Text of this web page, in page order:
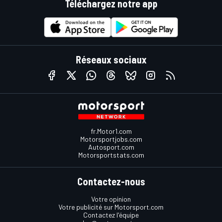
Téléchargez notre app
Réseaux sociaux
fr.Motor1.com
Motorsportjobs.com
Autosport.com
Motorsportstats.com
Contactez-nous
Votre opinion
Votre publicité sur Motorsport.com
Contactez l'équipe